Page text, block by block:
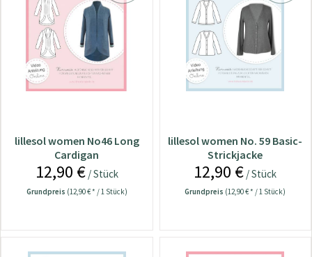
lillesol women No46 Long
Cardigan
12,90 €/ Stück
Grundpreis (12,90 € * / 1 Stück)
lillesol women No. 59 Basic-
Strickjacke
12,90 € / Stück
Grundpreis (12,90 € * / 1 Stück)